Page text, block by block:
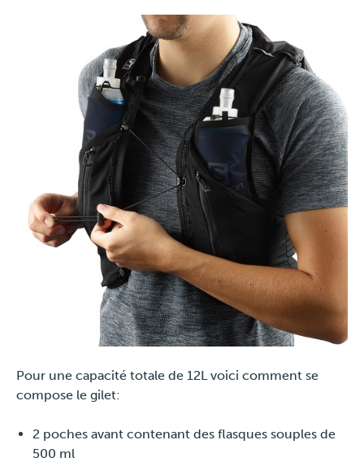
Pour une capacité totale de 12L voici comment se
compose le gilet:
2 poches avant contenant des flasques souples de
500 ml